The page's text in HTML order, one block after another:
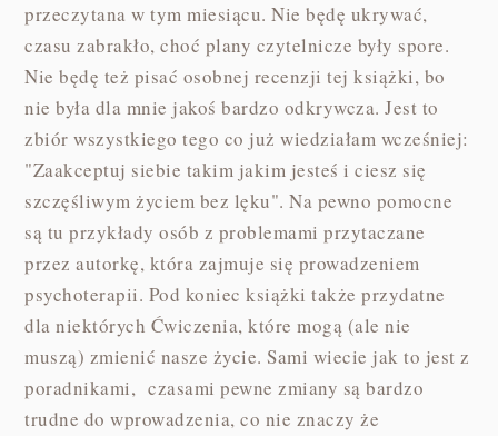
przeczytana w tym miesiącu. Nie będę ukrywać,
czasu zabrakło, choć plany czytelnicze były spore.
Nie będę też pisać osobnej recenzji tej książki, bo
nie była dla mnie jakoś bardzo odkrywcza. Jest to
zbiór wszystkiego tego co już wiedziałam wcześniej:
"Zaakceptuj siebie takim jakim jesteś i ciesz się
szczęśliwym życiem bez lęku". Na pewno pomocne
są tu przykłady osób z problemami przytaczane
przez autorkę, która zajmuje się prowadzeniem
psychoterapii. Pod koniec książki także przydatne
dla niektórych Ćwiczenia, które mogą (ale nie
muszą) zmienić nasze życie. Sami wiecie jak to jest z
poradnikami, czasami pewne zmiany są bardzo
trudne do wprowadzenia, co nie znaczy że